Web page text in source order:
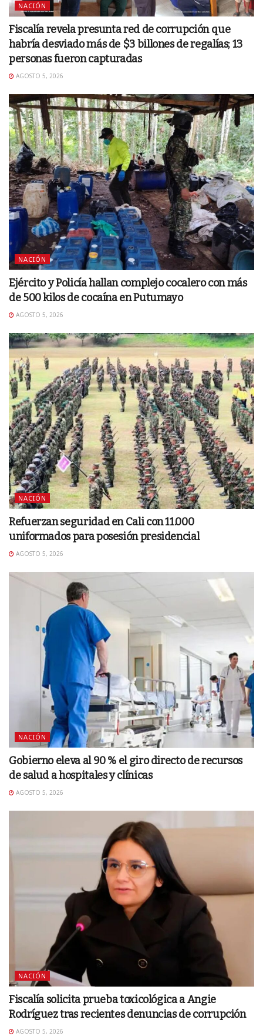
NACIÓN
Fiscalía revela presunta red de corrupción que
habría desviado más de $3 billones de regalías; 13
personas fueron capturadas
AGOSTO 5, 2026
NACIÓN
Ejército y Policía hallan complejo cocalero con más
de 500 kilos de cocaína en Putumayo
AGOSTO 5, 2026
NACIÓN
Refuerzan seguridad en Cali con 11.000
uniformados para posesión presidencial
AGOSTO 5, 2026
NACIÓN
Gobierno eleva al 90 % el giro directo de recursos
de salud a hospitales y clínicas
AGOSTO 5, 2026
NACIÓN
Fiscalía solicita prueba toxicológica a Angie
Rodríguez tras recientes denuncias de corrupción
AGOSTO 5, 2026